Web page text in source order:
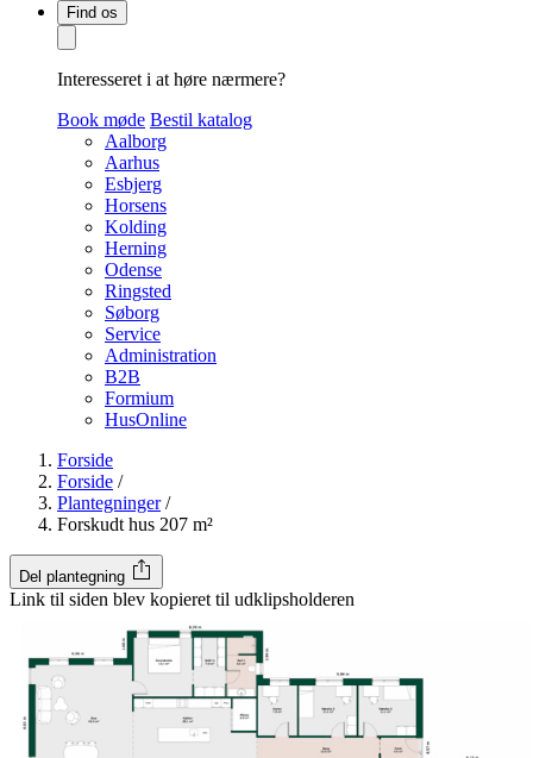
Find os
Interesseret i at høre nærmere?
Book møde Bestil katalog
Aalborg
Aarhus
Esbjerg
Horsens
Kolding
Herning
Odense
Ringsted
Søborg
Service
Administration
B2B
Formium
HusOnline
Forside
Forside /
Plantegninger /
Forskudt hus 207 m²
Del plantegning
Link til siden blev kopieret til udklipsholderen